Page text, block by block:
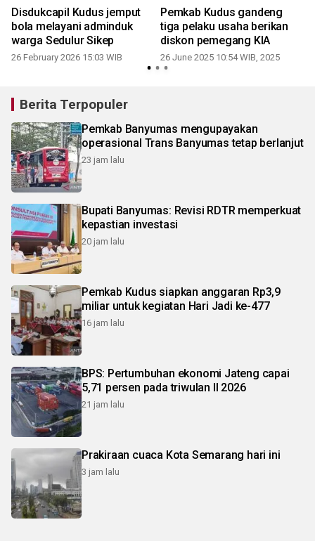
Disdukcapil Kudus jemput
bola melayani adminduk
warga Sedulur Sikep
26 February 2026 15:03 WIB
Pemkab Kudus gandeng
tiga pelaku usaha berikan
diskon pemegang KIA
26 June 2025 10:54 WIB, 2025
Berita Terpopuler
Pemkab Banyumas mengupayakan
operasional Trans Banyumas tetap berlanjut
23 jam lalu
Bupati Banyumas: Revisi RDTR memperkuat
kepastian investasi
20 jam lalu
Pemkab Kudus siapkan anggaran Rp3,9
miliar untuk kegiatan Hari Jadi ke-477
16 jam lalu
BPS: Pertumbuhan ekonomi Jateng capai
5,71 persen pada triwulan II 2026
21 jam lalu
Prakiraan cuaca Kota Semarang hari ini
3 jam lalu